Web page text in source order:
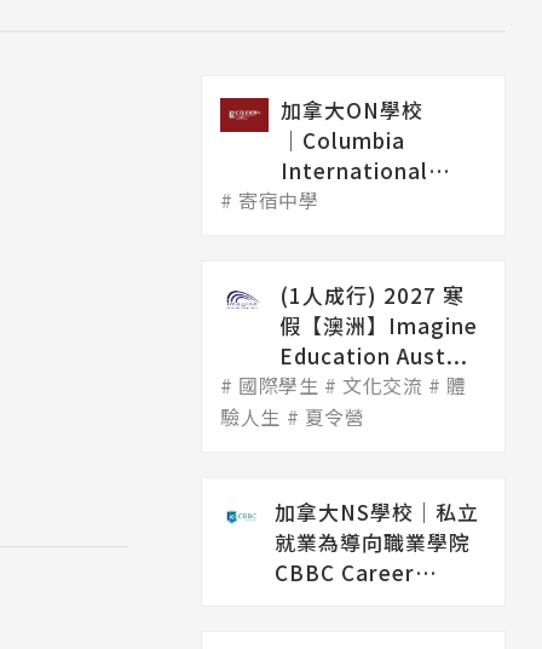
加拿大ON學校
│Columbia
International
College 哥...
寄宿中學
(1人成行) 2027 寒
假【澳洲】Imagine
Education Aust...
國際學生 文化交流
體
驗人生
夏令營
加拿大NS學校│私立
就業為導向職業學院
CBBC Career